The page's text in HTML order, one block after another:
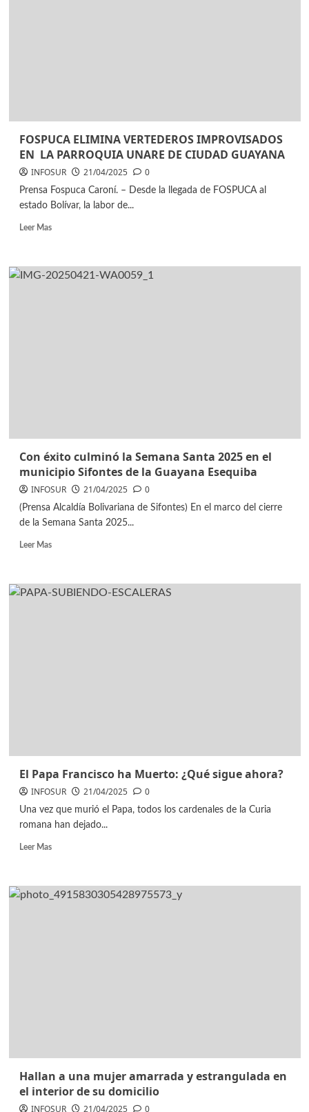
FOSPUCA ELIMINA VERTEDEROS IMPROVISADOS
EN LA PARROQUIA UNARE DE CIUDAD GUAYANA
INFOSUR 21/04/2025 0
Prensa Fospuca Caroní. – Desde la llegada de FOSPUCA al
estado Bolívar, la labor de...
Leer Mas
Con éxito culminó la Semana Santa 2025 en el
municipio Sifontes de la Guayana Esequiba
INFOSUR 21/04/2025 0
(Prensa Alcaldía Bolivariana de Sifontes) En el marco del cierre
de la Semana Santa 2025...
Leer Mas
El Papa Francisco ha Muerto: ¿Qué sigue ahora?
INFOSUR 21/04/2025 0
Una vez que murió el Papa, todos los cardenales de la Curia
romana han dejado...
Leer Mas
Hallan a una mujer amarrada y estrangulada en
el interior de su domicilio
INFOSUR 21/04/2025 0